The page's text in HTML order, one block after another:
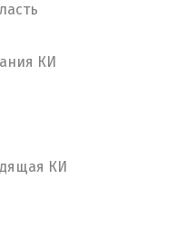
КИ
КИ